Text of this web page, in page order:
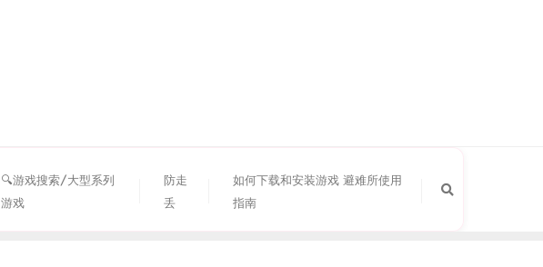
🔍游戏搜索/大型系列
游戏
防走
丢
如何下载和安装游戏 避难所使用
指南